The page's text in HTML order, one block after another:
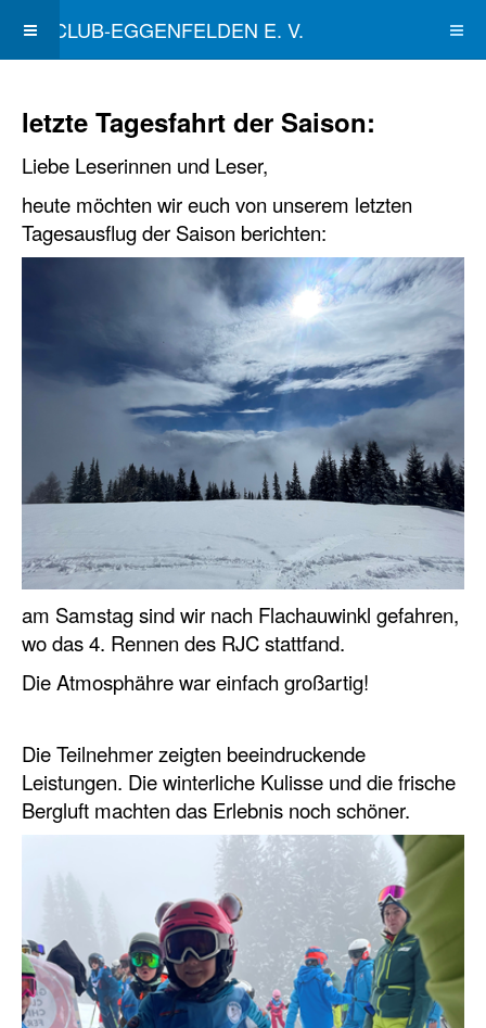
SKICLUB-EGGENFELDEN E. V.
letzte Tagesfahrt der Saison:
Liebe Leserinnen und Leser,
heute möchten wir euch von unserem letzten
Tagesausflug der Saison berichten:
am Samstag sind wir nach Flachauwinkl gefahren,
wo das 4. Rennen des RJC stattfand.
Die Atmosphähre war einfach großartig!
Die Teilnehmer zeigten beeindruckende
Leistungen. Die winterliche Kulisse und die frische
Bergluft machten das Erlebnis noch schöner.